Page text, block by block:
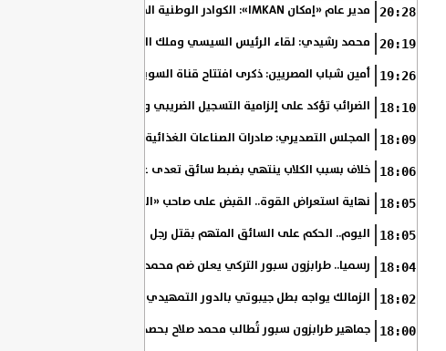
20:28 مدير عام «إمكان IMKAN»: الكوادر الوطنية المؤهلة هي الثروة الحقيقية لمستقبل التنمية في مصر
20:19 محمد رشيدي: لقاء الرئيس السيسي وملك البحرين يؤكد قيادة مصر لتعزيز
19:26 أمين شباب المصريين: ذكرى افتتاح قناة السويس الجديدة تجسد رؤية
18:10 الضرائب تؤكد على إلزامية التسجيل الضريبي والفاتورة الإلكترونية لجميع
18:09 المجلس التصديري: صادرات الصناعات الغذائية إلى الاتحاد الأوروبي ترتفع 15.4% خلال النصف الأول من 2026
18:06 خلاف بسبب الكلاب ينتهي بضبط سائق تعدى على سيدة بالإسكندرية
18:05 نهاية استعراض القوة.. القبض على صاحب «السنجة» في المنوفية
18:05 اليوم.. الحكم على السائق المتهم بقتل رجل وحفيدته وإصابة 11 آخرين
18:04 رسميا.. طرابزون سبور التركي يعلن ضم محمد صلاح حتى عام 2028
18:02 الزمالك يواجه بطل جيبوتي بالدور التمهيدي من بطولة إفريقيا
18:00 جماهير طرابزون سبور تُطالب محمد صلاح بحصد لقب الدوري التركي